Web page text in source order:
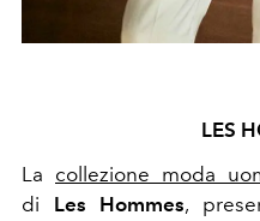
LES
La collezione moda
di Les Hommes,